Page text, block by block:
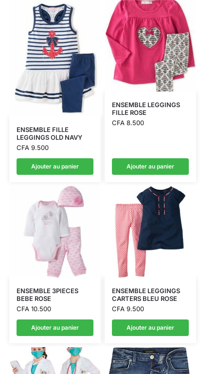
ENSEMBLE FILLE
LEGGINGS OLD NAVY
CFA9.500
Ajouter au panier
ENSEMBLE LEGGINGS
FILLE ROSE
CFA8.500
Ajouter au panier
ENSEMBLE 3PIECES
BEBE ROSE
CFA10.500
Ajouter au panier
ENSEMBLE LEGGINGS
CARTERS BLEU ROSE
CFA9.500
Ajouter au panier